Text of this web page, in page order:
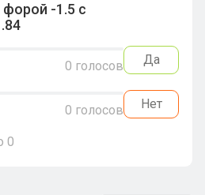
-1.5 с
0 голосов Да
0 голосов Нет
0